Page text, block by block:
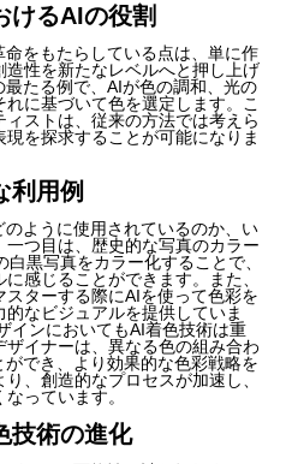
けるAIの役割
をもたらしている点は、単に作
性を新たなレベルへと押し上げ
たる例で、AIが色の調和、光の
に基づいて色を選定します。こ
ストは、従来の方法では考えら
を探求することが可能になりま
利用例
ように使用されているのか、い
一つ目は、歴史的な写真のカラー
黒写真をカラー化することで、
感じることができます。また、
ターする際にAIを使って色彩を
なビジュアルを提供していま
インにおいてもAI着色技術は重
イナーは、異なる色の組み合わ
でき、より効果的な色彩戦略を
、創造的なプロセスが加速し、
っています。
技術の進化